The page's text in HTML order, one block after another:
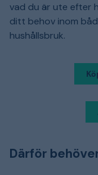
vad du är ute efter
ditt behov inom
hushållsbruk.
Därför